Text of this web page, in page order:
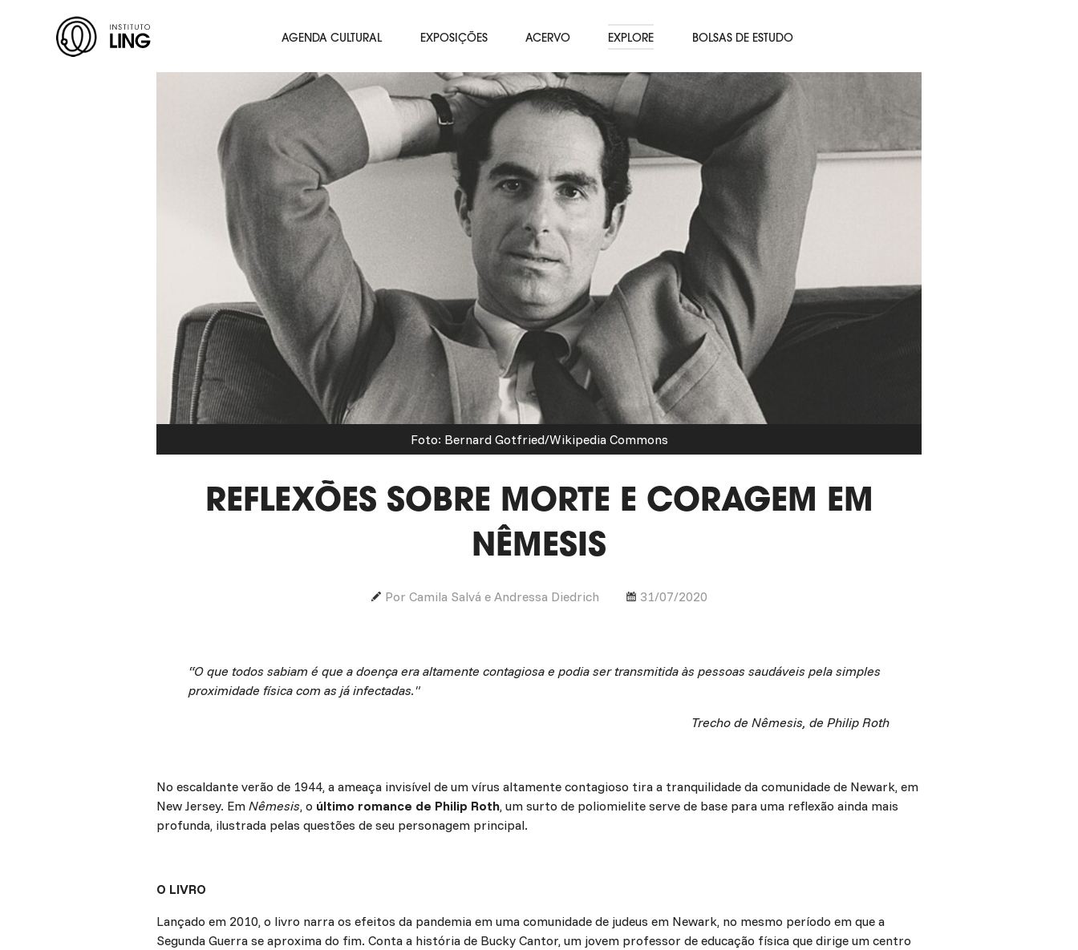
Instituto
Ling
AGENDA CULTURAL EXPOSIÇÕES ACERVO EXPLORE BOLSAS DE ESTUDO
Foto: Bernard Gotfried/Wikipedia Commons
REFLEXÕES SOBRE MORTE E CORAGEM EM
NÊMESIS
Por Camila Salvá e Andressa Diedrich 31/07/2020
“O que todos sabiam é que a doença era altamente contagiosa e podia ser transmitida às pessoas saudáveis pela simples
proximidade física com as já infectadas."
Trecho de Nêmesis, de Philip Roth
No escaldante verão de 1944, a ameaça invisível de um vírus altamente contagioso tira a tranquilidade da comunidade de Newark, em
New Jersey. Em Nêmesis, o último romance de Philip Roth, um surto de poliomielite serve de base para uma reflexão ainda mais
profunda, ilustrada pelas questões de seu personagem principal.
O LIVRO
Lançado em 2010, o livro narra os efeitos da pandemia em uma comunidade de judeus em Newark, no mesmo período em que a
Segunda Guerra se aproxima do fim. Conta a história de Bucky Cantor, um jovem professor de educação física que dirige um centro